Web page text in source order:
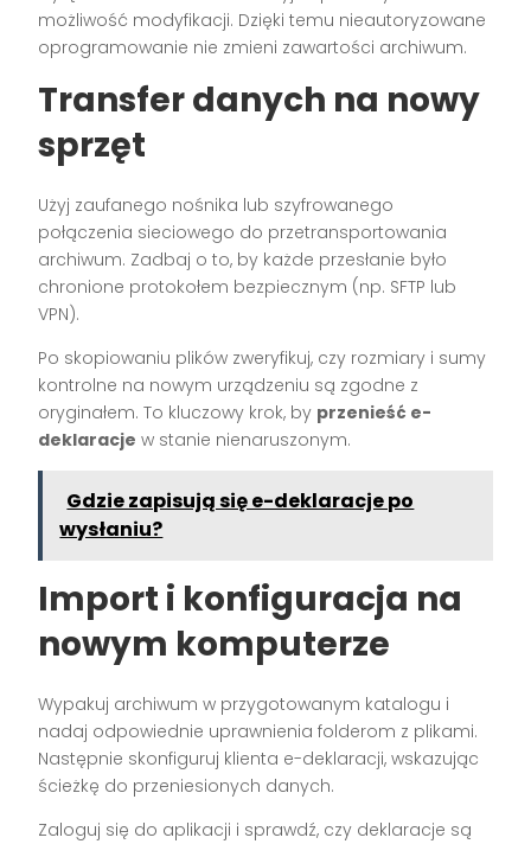
możliwość modyfikacji. Dzięki temu nieautoryzowane
oprogramowanie nie zmieni zawartości archiwum.
Transfer danych na nowy
sprzęt
Użyj zaufanego nośnika lub szyfrowanego
połączenia sieciowego do przetransportowania
archiwum. Zadbaj o to, by każde przesłanie było
chronione protokołem bezpiecznym (np. SFTP lub
VPN).
Po skopiowaniu plików zweryfikuj, czy rozmiary i sumy
kontrolne na nowym urządzeniu są zgodne z
oryginałem. To kluczowy krok, by przenieść e-
deklaracje w stanie nienaruszonym.
Gdzie zapisują się e-deklaracje po
wysłaniu?
Import i konfiguracja na
nowym komputerze
Wypakuj archiwum w przygotowanym katalogu i
nadaj odpowiednie uprawnienia folderom z plikami.
Następnie skonfiguruj klienta e-deklaracji, wskazując
ścieżkę do przeniesionych danych.
Zaloguj się do aplikacji i sprawdź, czy deklaracje są